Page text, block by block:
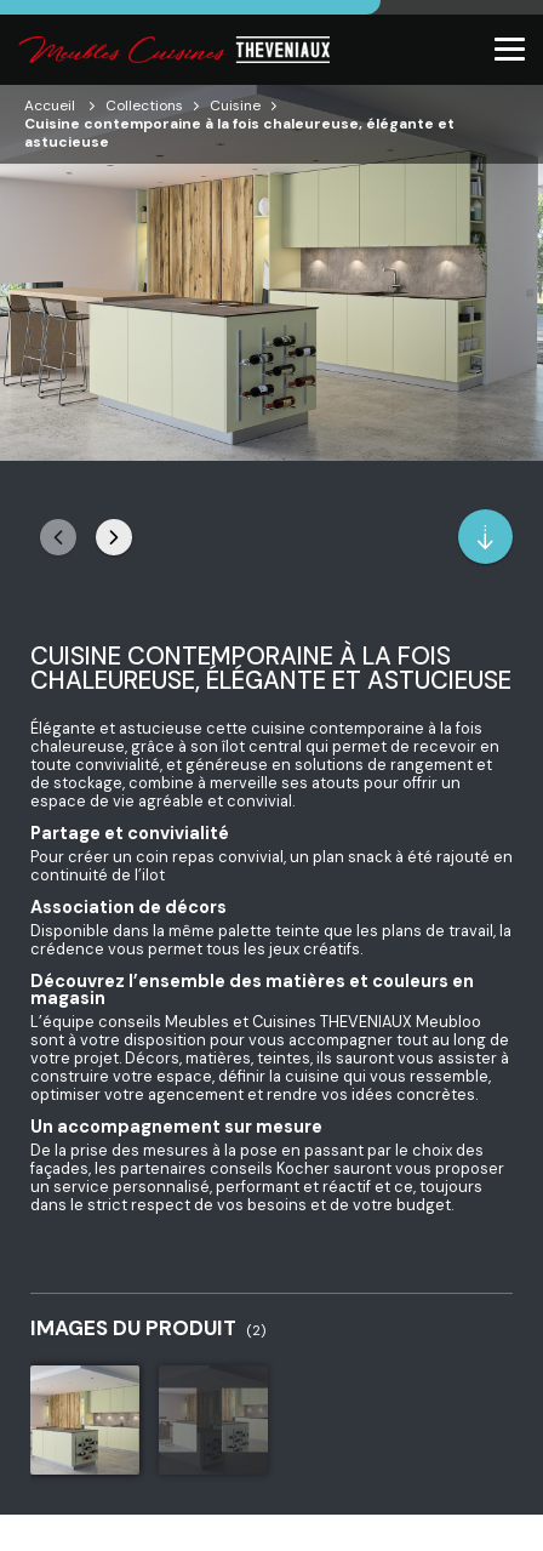
Accueil Collections
Cuisine
Cuisine contemporaine à la fois chaleureuse, élégante et
astucieuse
CUISINE CONTEMPORAINE À LA FOIS
CHALEUREUSE, ÉLÉGANTE ET ASTUCIEUSE
Élégante et astucieuse cette cuisine contemporaine à la fois
chaleureuse, grâce à son îlot central qui permet de recevoir en
toute convivialité, et généreuse en solutions de rangement et
de stockage, combine à merveille ses atouts pour offrir un
espace de vie agréable et convivial.
Partage et convivialité
Pour créer un coin repas convivial, un plan snack à été rajouté en
continuité de l’ilot
Association de décors
Disponible dans la même palette teinte que les plans de travail, la
crédence vous permet tous les jeux créatifs.
Découvrez l’ensemble des matières et couleurs en
magasin
L’équipe conseils Meubles et Cuisines THEVENIAUX Meubloo
sont à votre disposition pour vous accompagner tout au long de
votre projet. Décors, matières, teintes, ils sauront vous assister à
construire votre espace, définir la cuisine qui vous ressemble,
optimiser votre agencement et rendre vos idées concrètes.
Un accompagnement sur mesure
De la prise des mesures à la pose en passant par le choix des
façades, les partenaires conseils Kocher sauront vous proposer
un service personnalisé, performant et réactif et ce, toujours
dans le strict respect de vos besoins et de votre budget.
IMAGES DU PRODUIT (2)